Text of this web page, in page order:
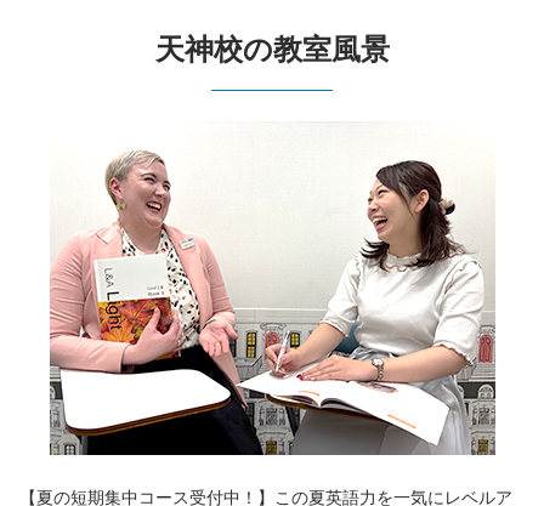
天神校の教室風景
【夏の短期集中コース受付中！】この夏英語力を一気にレベルア